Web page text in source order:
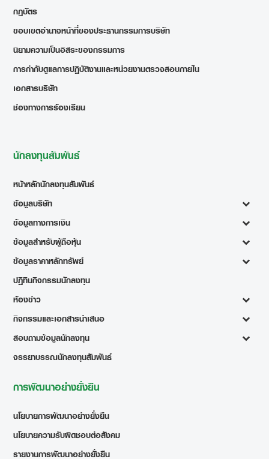
กฎบัตร
ขอบเขตอำนาจหน้าที่ของประธานกรรมการบริษัท
นิยามความเป็นอิสระของกรรมการ
การกำกับดูแลการปฏิบัติงานและหน่วยงานตรวจสอบภายใน
เอกสารบริษัท
ช่องทางการร้องเรียน
นักลงทุนสัมพันธ์
หน้าหลักนักลงทุนสัมพันธ์
ข้อมูลบริษัท
ข้อมูลทางการเงิน
ข้อมูลสำหรับผู้ถือหุ้น
ข้อมูลราคาหลักทรัพย์
ปฏิทินกิจกรรมนักลงทุน
ห้องข่าว
กิจกรรมและเอกสารนำเสนอ
สอบถามข้อมูลนักลงทุน
จรรยาบรรณนักลงทุนสัมพันธ์
การพัฒนาอย่างยั่งยืน
นโยบายการพัฒนาอย่างยั่งยืน
นโยบายความรับผิดชอบต่อสังคม
รายงานการพัฒนาอย่างยั่งยืน